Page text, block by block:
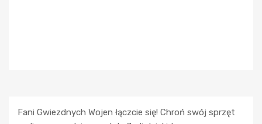
Fani Gwiezdnych Wojen łączcie się! Chroń swój sprzęt